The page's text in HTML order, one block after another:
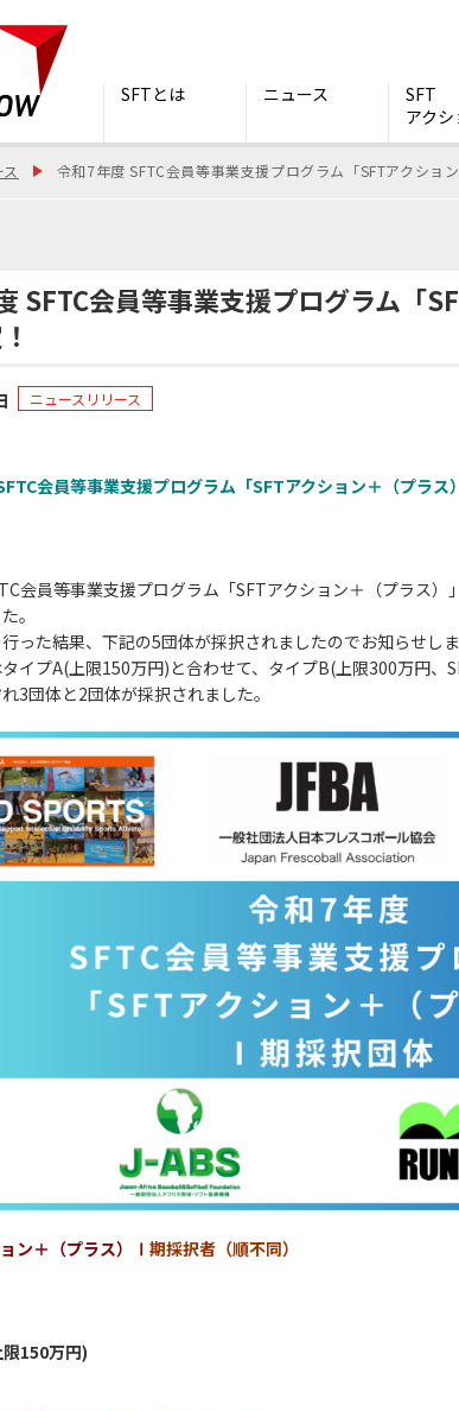
SFTとは ニュース
SFT
アクシ
令和7年度 SFTC会員等事業支援プログラム「SFTアクショ
SFTC会員等事業支援プログラム「
ニュースリリース
会員等事業支援プログラム「SFTアクション＋（プラス
会員等事業支援プログラム「SFTアクション＋（プラス
。
った結果、下記の5団体が採択されましたのでお知らせしま
イプA(上限150万円)と合わせて、タイプB(上限300万円、
3団体と2団体が採択されました。
ン＋（プラス）Ⅰ 期採択者（順不同）
150万円)